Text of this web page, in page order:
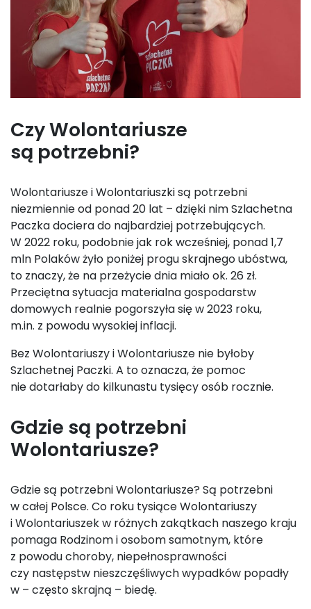
Czy Wolontariusze
są potrzebni?
Wolontariusze i Wolontariuszki są potrzebni
niezmiennie od ponad 20 lat – dzięki nim Szlachetna
Paczka dociera do najbardziej potrzebujących.
W 2022 roku, podobnie jak rok wcześniej, ponad 1,7
mln Polaków żyło poniżej progu skrajnego ubóstwa,
to znaczy, że na przeżycie dnia miało ok. 26 zł.
Przeciętna sytuacja materialna gospodarstw
domowych realnie pogorszyła się w 2023 roku,
m.in. z powodu wysokiej inflacji.
Bez Wolontariuszy i Wolontariusze nie byłoby
Szlachetnej Paczki. A to oznacza, że pomoc
nie dotarłaby do kilkunastu tysięcy osób rocznie.
Gdzie są potrzebni
Wolontariusze?
Gdzie są potrzebni Wolontariusze? Są potrzebni
w całej Polsce. Co roku tysiące Wolontariuszy
i Wolontariuszek w różnych zakątkach naszego kraju
pomaga Rodzinom i osobom samotnym, które
z powodu choroby, niepełnosprawności
czy następstw nieszczęśliwych wypadków popadły
w – często skrajną – biedę.